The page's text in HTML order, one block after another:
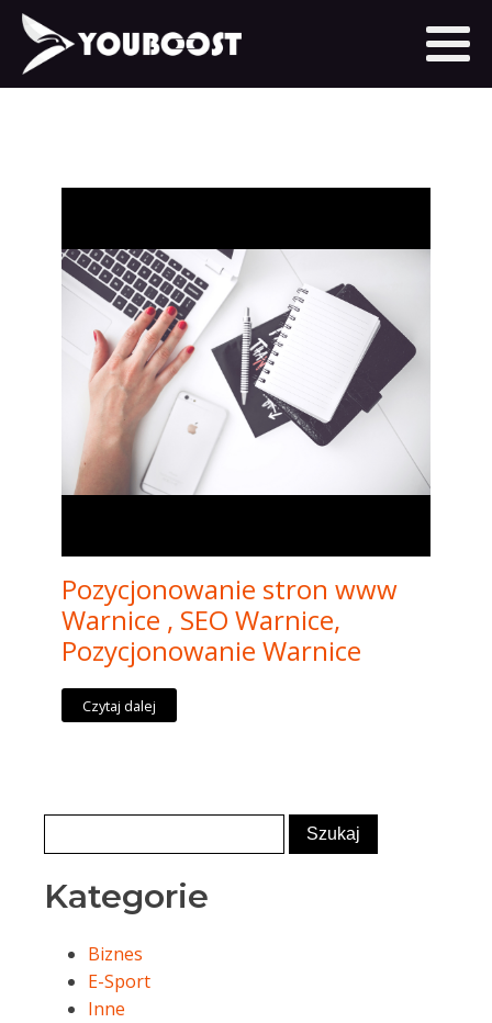
Pozycjonowanie stron www
Warnice , SEO Warnice,
Pozycjonowanie Warnice
Czytaj dalej
Kategorie
Biznes
E-Sport
Inne